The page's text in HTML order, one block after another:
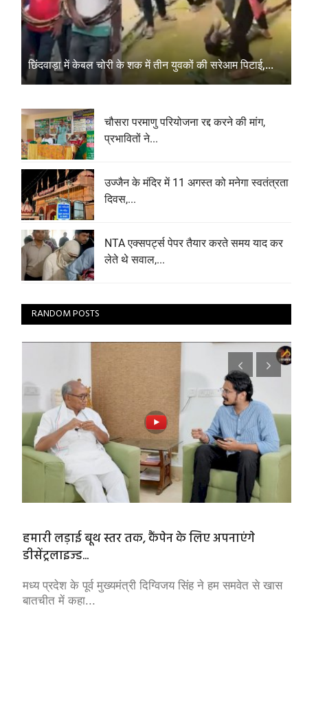
छिंदवाड़ा में केबल चोरी के शक में तीन युवकों की सरेआम पिटाई,...
चौसरा परमाणु परियोजना रद्द करने की मांग,
प्रभावितों ने...
उज्जैन के मंदिर में 11 अगस्त को मनेगा स्वतंत्रता
दिवस,...
NTA एक्सपर्ट्स पेपर तैयार करते समय याद कर
लेते थे सवाल,...
RANDOM POSTS
हमारी लड़ाई बूथ स्तर तक, कैंपेन के लिए अपनाएंगे
डीसेंट्रलाइज्ड...
मध्य प्रदेश के पूर्व मुख्यमंत्री दिग्विजय सिंह ने हम समवेत से खास
बातचीत में कहा...